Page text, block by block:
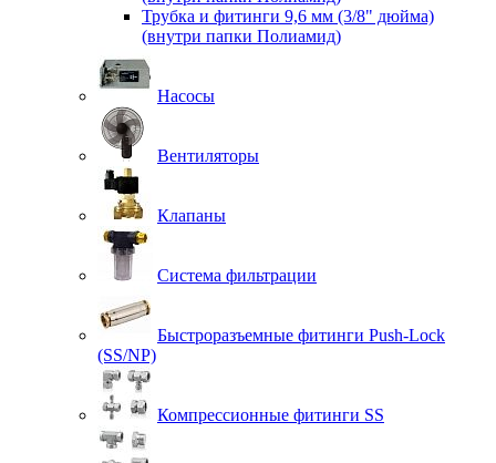
Трубка и фитинги 9,6 мм (3/8" дюйма)
(внутри папки Полиамид)
Насосы
Вентиляторы
Клапаны
Система фильтрации
Быстроразъемные фитинги Push-Lock
(SS/NP)
Компрессионные фитинги SS